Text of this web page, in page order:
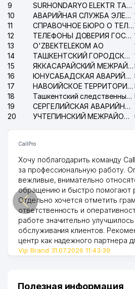
9
SURHONDARYO ELEKTR TARMOKLARI АО
10
АВАРИЙНАЯ СЛУЖБА ЭЛЕКТРОСЕТИ ТАШКЕНТСКОГО РАЙОНА
11
СПРАВОЧНОЕ БЮРО О ТЕЛЕФОНАХ ОРГАНИЗАЦИЙ г. ТАШКЕНТА
12
ТЕЛЕФОНЫ ДОВЕРИЯ ГОСУДАРСТВЕННОГО ЦЕНТРА ТЕСТИРОВАНИЯ
13
O'ZBEKTELEKOM АО
14
ТАШКЕНТСКИЙ ГОРОДСКОЙ СУД ПО ГРАЖДАНСКИМ ДЕЛАМ
15
ЯККАСАРАЙСКИЙ МЕЖРАЙОННЫЙ СУД ПО ГРАЖДАНСКИМ ДЕЛАМ
16
ЮНУСАБАДСКАЯ АВАРИЙНАЯ СЛУЖБА ЭЛЕКТРОСЕТИ
17
НАВОИЙСКОЕ ТЕРРИТОРИАЛЬНОЕ ПРЕДПРИЯТИЕ ЭЛЕКТРОСЕТИ АО
18
Ташкентский следственный изолятор
19
СЕРГЕЛИЙСКАЯ АВАРИЙНАЯ СЛУЖБА ЭЛЕКТРОСЕТИ
20
УЧТЕПИНСКИЙ МЕЖРАЙОННЫЙ СУД ПО ГРАЖДАНСКИМ ДЕЛАМ
CallPro
Хочу поблагодарить команду
за профессиональную работу.
вежливые, внимательно
обращению и быстро помогают
Отдельно хочется отметить
ответственность и
работе значительно улучшилось
обслуживания клиентов.
центр как надежного партнера
Vip Brand 31.07.2026 11:43:39
Полезная информация